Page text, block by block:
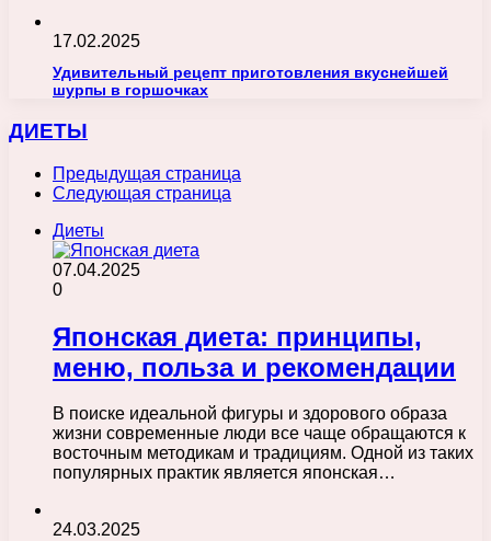
17.02.2025
Удивительный рецепт приготовления вкуснейшей
шурпы в горшочках
ДИЕТЫ
Предыдущая страница
Следующая страница
Диеты
07.04.2025
0
Японская диета: принципы,
меню, польза и рекомендации
В поиске идеальной фигуры и здорового образа
жизни современные люди все чаще обращаются к
восточным методикам и традициям. Одной из таких
популярных практик является японская…
24.03.2025